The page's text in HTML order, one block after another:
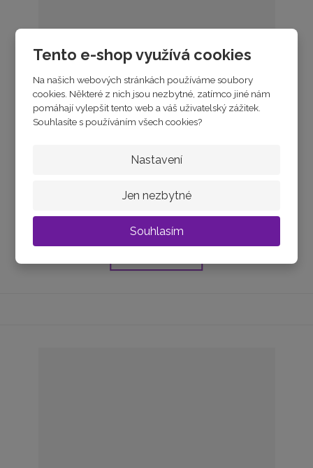
Tento e-shop využívá cookies
Na našich webových stránkách používáme soubory
cookies. Některé z nich jsou nezbytné, zatímco jiné nám
pomáhají vylepšit tento web a váš uživatelský zážitek.
Souhlasíte s používáním všech cookies?
Nastavení
Jen nezbytné
Souhlasím
Stříbrné dvojité náušnice kroužky se zir...
skladem
1 050 Kč